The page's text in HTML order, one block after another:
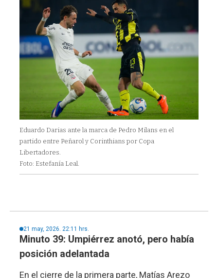
Eduardo Darias ante la marca de Pedro Milans en el
partido entre Peñarol y Corinthians por Copa
Libertadores.
Foto: Estefanía Leal.
21 may, 2026. 22:11 hrs.
Minuto 39: Umpiérrez anotó, pero había
posición adelantada
En el cierre de la primera parte, Matías Arezo